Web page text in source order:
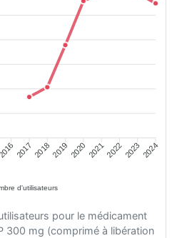
2016 2017 20182019 2020 202120222023 2024
d'utilisateurs
pour le médicament
300 mg (comprimé à libération